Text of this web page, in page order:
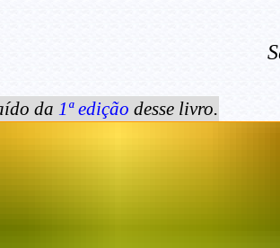
da 1ª edição desse livro.